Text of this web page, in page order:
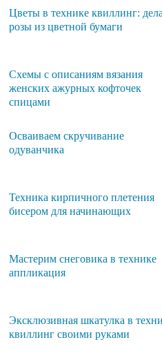
Цветы в технике квиллинг:
розы из цветной бумаги
Схемы с описаниям вязания
женских ажурных кофточек
спицами
Осваиваем скручивание
одуванчика
Техника кирпичного плетения
бисером для начинающих
Мастерим снеговика в технике
аппликация
Эксклюзивная шкатулка в
квиллинг своими руками